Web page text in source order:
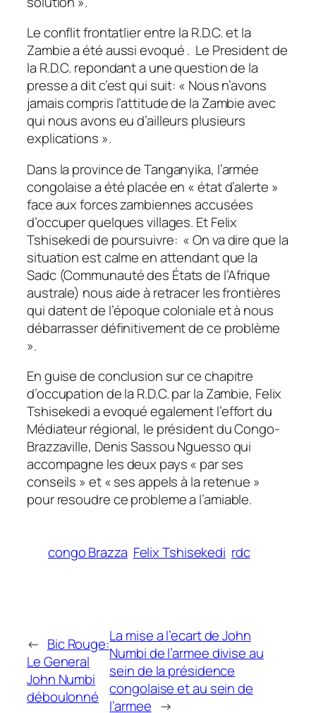
Le conflit frontatlier entre la R.D.C. et la
Zambie a été aussi evoqué . Le President de
la R.D.C. repondant a une question de la
presse a dit c’est qui suit: « Nous n’avons
jamais compris l’attitude de la Zambie avec
qui nous avons eu d’ailleurs plusieurs
explications ».
Dans la province de Tanganyika, l’armée
congolaise a été placée en « état d’alerte »
face aux forces zambiennes accusées
d’occuper quelques villages. Et Felix
Tshisekedi de poursuivre: « On va dire que la
situation est calme en attendant que la
Sadc (Communauté des États de l’Afrique
australe) nous aide à retracer les frontières
qui datent de l’époque coloniale et à nous
débarrasser définitivement de ce problème
».
En guise de conclusion sur ce chapitre
d’occupation de la R.D.C. par la Zambie, Felix
Tshisekedi a evoqué egalement l’effort du
Médiateur régional, le président du Congo-
Brazzaville, Denis Sassou Nguesso qui
accompagne les deux pays « par ses
conseils » et « ses appels à la retenue »
pour resoudre ce probleme a l’amiable.
congo Brazza Felix Tshisekedi rdc
← Bic Rouge:
Le General
John Numbi
déboulonné
La mise a l’ecart de John
Numbi de l’armee divise au
sein de la présidence
congolaise et au sein de
l’armee →